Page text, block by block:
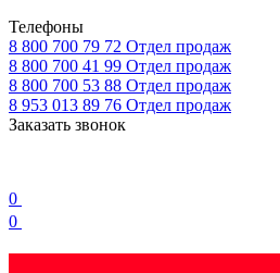
Телефоны
8 800 700 79 72 Отдел продаж
8 800 700 41 99 Отдел продаж
8 800 700 53 88 Отдел продаж
8 953 013 89 76 Отдел продаж
Заказать звонок
0
0